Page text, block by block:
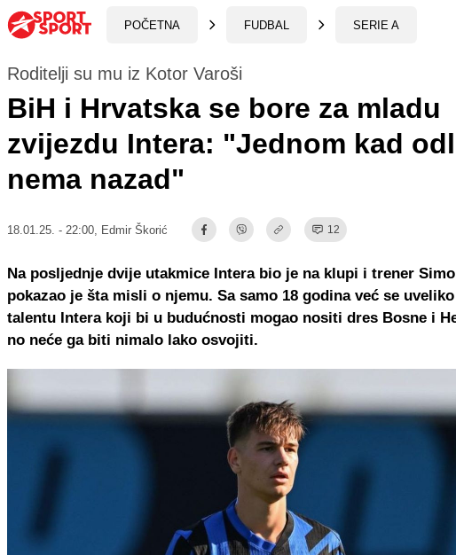
POČETNA FUDBAL SERIE A
Roditelji su mu iz Kotor Varoši
BiH i Hrvatska se bore za mladu
zvijezdu Intera: "Jednom kad
nema nazad"
18.01.25. - 22:00, Edmir Škorić 12
Na posljednje dvije utakmice Intera bio je na klupi i trener
pokazao je šta misli o njemu. Sa samo 18 godina već se
talentu Intera koji bi u budućnosti mogao nositi dres Bosne i
no neće ga biti nimalo lako osvojiti.